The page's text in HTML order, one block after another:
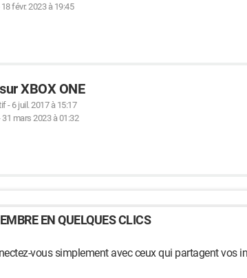
18 févr. 2023 à 19:45
XBOX ONE
- 6 juil. 2017 à 15:17
31 mars 2023 à 01:32
EN QUELQUES CLICS
vous simplement avec ceux qui partagent vos